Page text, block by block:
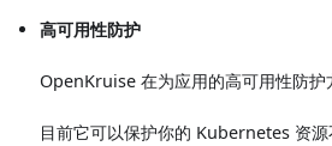
高可用性防护
OpenKruise 在为应用的高可用性防护
目前它可以保护你的 Kubernetes 资